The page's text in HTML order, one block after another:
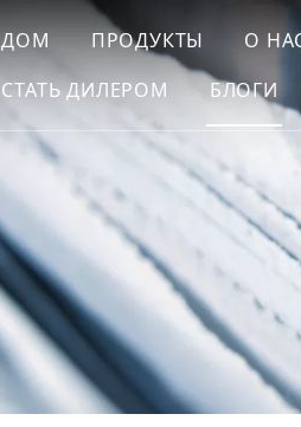
ДОМ ПРОДУКТЫ О
СТАТЬ ДИЛЕРОМ
БЛОГИ